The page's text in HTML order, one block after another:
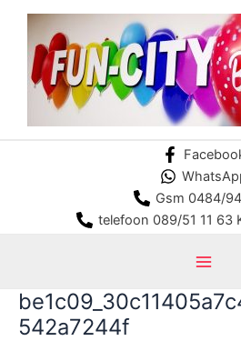
inhoud
Gsm 0484/
telefoon 089/51 11 63
542a7244f